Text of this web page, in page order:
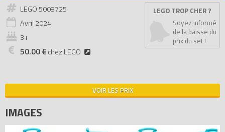
LEGO 5008725
Avril 2024
3+
50.00 €chez LEGO
LEGO TROP CHER ?
Soyez informé
de la baisse du
prix du set !
VOIR LES PRIX
IMAGES